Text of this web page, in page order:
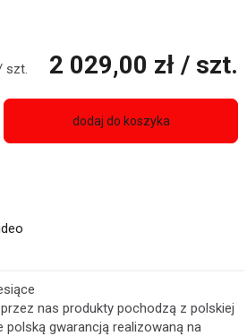
szt. 2 029,00 zł / szt.
dodaj do koszyka
nas produkty pochodzą z polskiej
polską gwarancją realizowaną na